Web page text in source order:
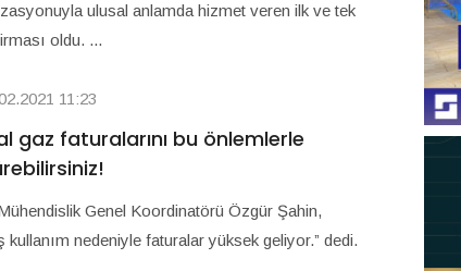
ulusal anlamda hizmet veren ilk ve tek
oldu. ...
11:23
gaz faturalarını bu önlemlerle
Genel Koordinatörü Özgür Şahin,
kullanım nedeniyle faturalar yüksek geliyor.” dedi.